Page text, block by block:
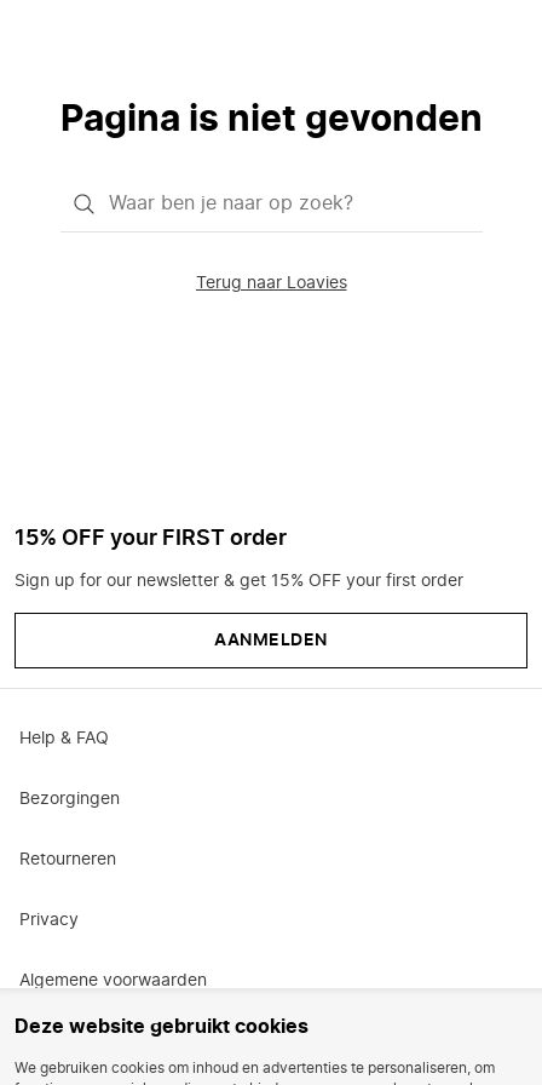
Deze website gebruikt cookies
We gebruiken cookies om inhoud en advertenties te personaliseren, om
Pagina is niet gevonden
Waar
Terug naar Loavies
15% OFF your FIRST order
Sign up for our newsletter & get 15% OFF your first order
AANMELDEN
Help & FAQ
Bezorgingen
Retourneren
Privacy
Algemene voorwaarden
Actievoorwaarden